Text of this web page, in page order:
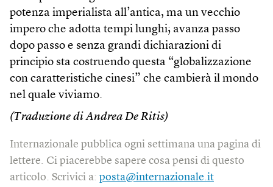
potenza imperialista all’antica, ma un vecchio
impero che adotta tempi lunghi; avanza passo
dopo passo e senza grandi dichiarazioni di
principio sta costruendo questa “globalizzazione
con caratteristiche cinesi” che cambierà il mondo
nel quale viviamo.
(Traduzione di Andrea De Ritis)
Internazionale pubblica ogni settimana una pagina di
lettere. Ci piacerebbe sapere cosa pensi di questo
articolo. Scrivici a: posta@internazionale.it